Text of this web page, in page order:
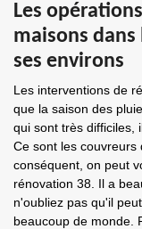
Les
maisons dans
ses environs
Les interventions de
que la saison des
qui sont très difficiles,
Ce sont les couvreurs
conséquent, on peut
rénovation 38. Il a
n'oubliez pas qu'il
beaucoup de monde.